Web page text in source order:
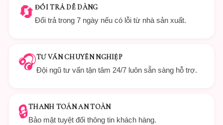
🔄 ĐỔI TRẢ DỄ DÀNG
Đổi trả trong 7 ngày nếu có lỗi từ nhà sản xuất.
🎧TƯ VẤN CHUYÊN NGHIỆP
Đội ngũ tư vấn tận tâm 24/7 luôn sẵn sàng hỗ trợ.
🔒THANH TOÁN AN TOÀN
Bảo mật tuyệt đối thông tin khách hàng.